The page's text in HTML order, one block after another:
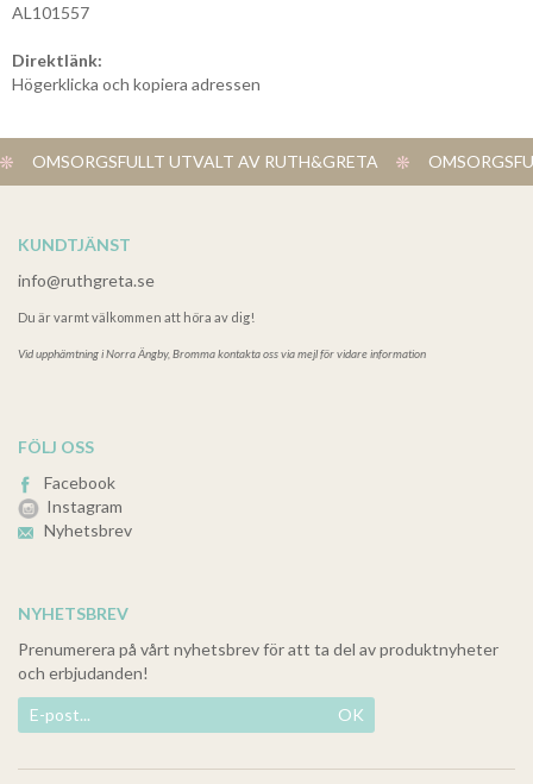
AL101557
Direktlänk:
Högerklicka och kopiera adressen
OMSORGSFULLT UTVALT AV RUTH&GRETA
KUNDTJÄNST
info@ruthgreta.se
Du är varmt välkommen att höra av dig!
Vid upphämtning iNorra Ängby, Bromma kontakta oss via mejl för vidare information
FÖLJ OSS
Facebook
Instagram
Nyhetsbrev
NYHETSBREV
Prenumerera på vårt nyhetsbrev för att ta del av produktnyheter
och erbjudanden!
OK